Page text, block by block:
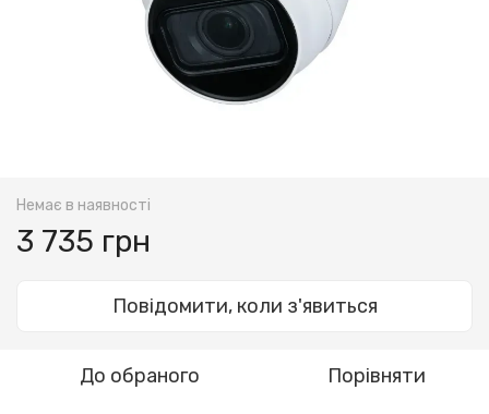
Немає в наявності
3 735 грн
Повідомити, коли з'явиться
До обраного Порівняти